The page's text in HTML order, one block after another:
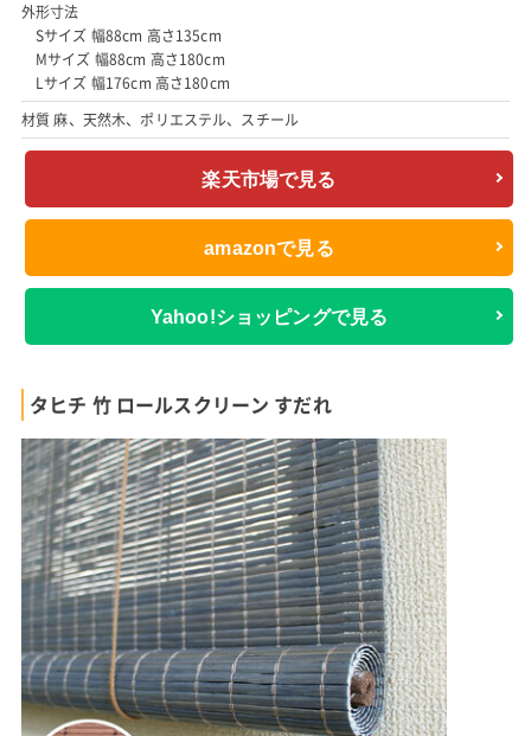
外形寸法
Sサイズ 幅88cm 高さ135cm
Mサイズ 幅88cm 高さ180cm
Lサイズ 幅176cm 高さ180cm
材質 麻、天然木、ポリエステル、スチール
楽天市場で見る
amazonで見る
Yahoo!ショッピングで見る
タヒチ 竹 ロールスクリーン すだれ